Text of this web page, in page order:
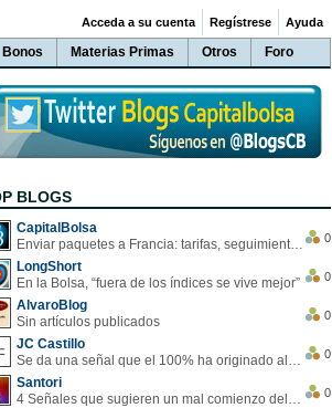
Bonos Materias Primas Otros Foro
Acceda a su cuenta Regístrese Ayuda
BLOGS
CapitalBolsa
Enviar paquetes a Francia: tarifas, seguimiento y ventajas destacadas
0
LongShort
En la Bolsa, “fuera de los índices se vive mejor”
0
AlvaroBlog
Sin artículos publicados
0
JC Castillo
Se da una señal que el 100% ha originado alzas en las bolsas
0
Santori
4 Señales que sugieren un mal comienzo del 3T de la economía EEUU
0